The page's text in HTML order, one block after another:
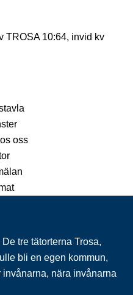
TROSA 10:64, invid kv
oss
tre tätorterna Trosa,
bli en egen kommun,
nära invånarna